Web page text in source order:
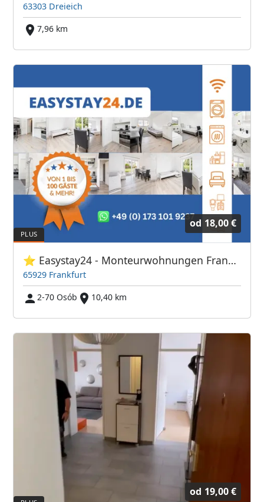
63303 Dreieich
7,96 km
od 18,00 €
⭐ Easystay24 - Monteurwohnungen Frankfurt Flughafen
65929 Frankfurt
2-70 Osób
10,40 km
od 19,00 €